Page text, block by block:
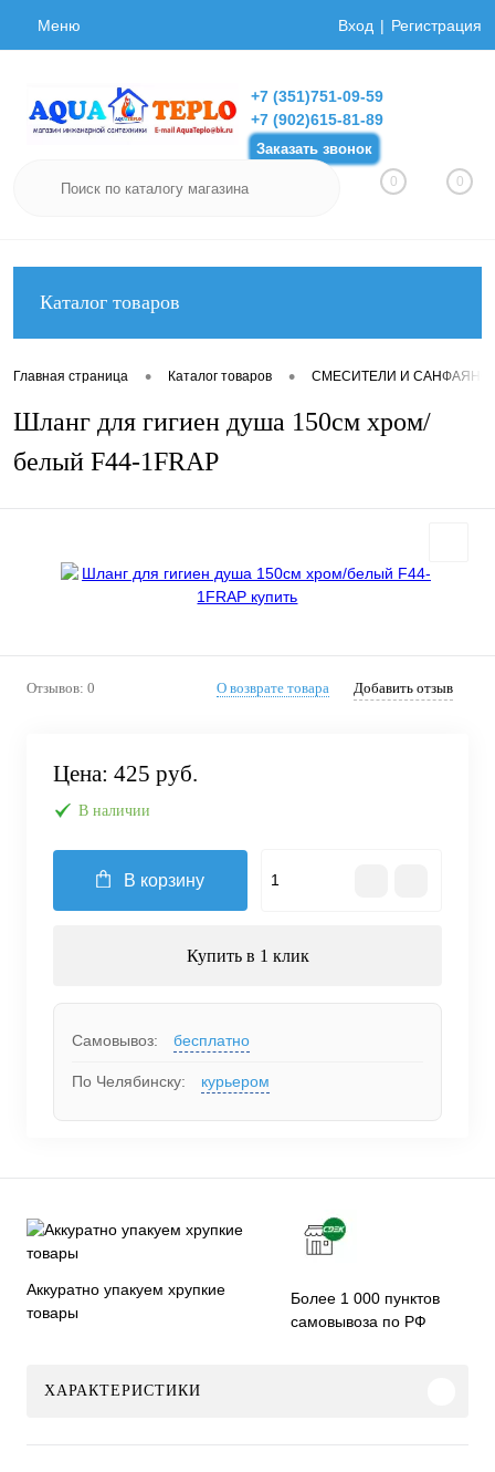
Меню Вход Регистрация
+7 (351)751-09-59
+7 (902)615-81-89
Заказать звонок
0 0
Каталог товаров
Главная страница • Каталог товаров • СМЕСИТЕЛИ И САНФАЯНС
Шланг для гигиен душа 150см хром/
белый F44-1FRAP
Отзывов: 0 О возврате товара Добавить отзыв
Цена: 425 руб.
В наличии
В корзину
Купить в 1 клик
Самовывоз: бесплатно
По Челябинску: курьером
Аккуратно упакуем хрупкие
товары
Более 1 000 пунктов
самовывоза по РФ
ХАРАКТЕРИСТИКИ